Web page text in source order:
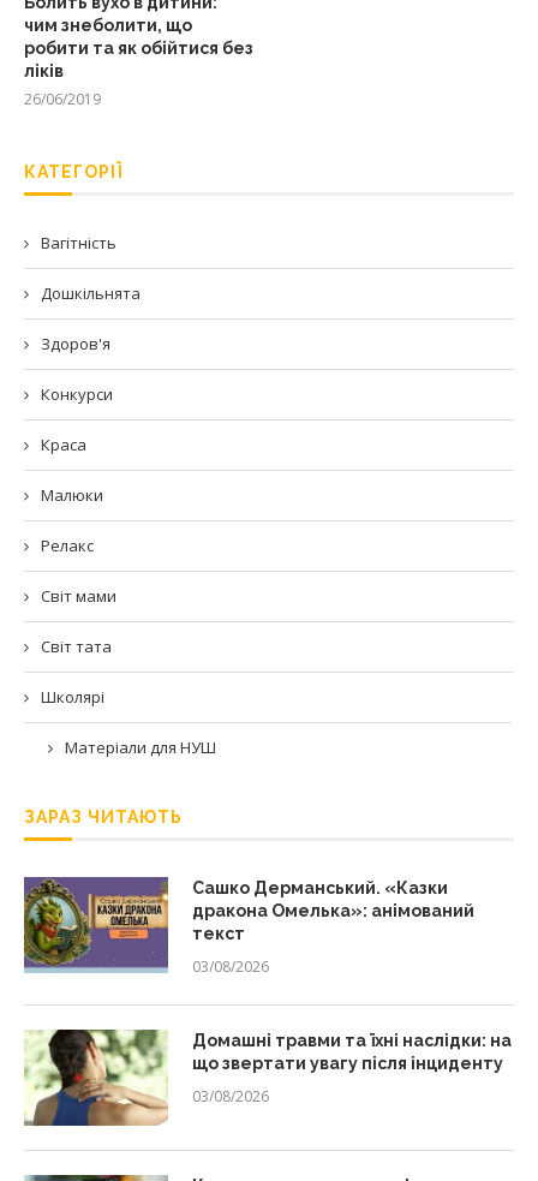
чим знеболити, що
робити та як обійтися без
ліків
26/06/2019
КАТЕГОРІЇ
Вагітність
Дошкільнята
Здоров'я
Конкурси
Краса
Малюки
Релакс
Світ мами
Світ тата
Школярі
Матеріали для НУШ
ЗАРАЗ ЧИТАЮТЬ
Сашко Дерманський. «Казки
дракона Омелька»: анімований
текст
03/08/2026
Домашні травми та їхні наслідки: на
що звертати увагу після інциденту
03/08/2026